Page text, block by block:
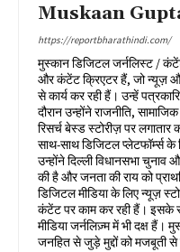
Muskaan
https://reportbharathindi.com/
मुस्कान डिजिटल जर्नलिस्ट /
और कंटेंट क्रिएटर हैं, जो न्यूज़
से कार्य कर रही हैं। उन्हें
दौरान उन्होंने राजनीति,
रिसर्च बेस्ड स्टोरीज़ पर लगातार
साथ-साथ डिजिटल प्लेटफॉर्म्स के
उन्होंने दिल्ली विधानसभा
की है और जनता की राय को
डिजिटल मीडिया के लिए न्यूज़
कंटेंट पर काम कर रही हैं। इसके
मीडिया जर्नलिज़्म में भी दक्ष
जनहित से जुड़े मुद्दों को मजबूती से